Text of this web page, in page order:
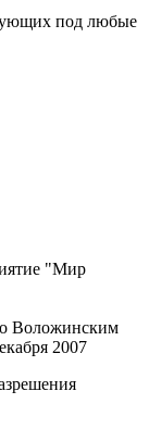
под любые
"Мир
Воложинским
2007